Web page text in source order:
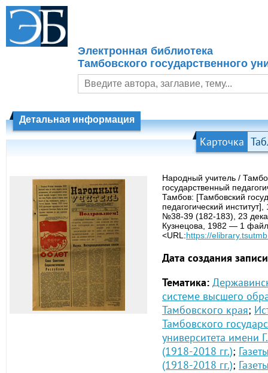
Электронная библиотека
Тамбовского государственного
Детальная информация
Карточка
Народный учитель /
государственный
Тамбов: [Тамбовский
педагогический
№38-39 (182-183), 23
Кузнецова, 1982 — 1
<URL:https://
Дата создания
Тематика:
системе высшего
Тамбовского края;
Тамбовского
университета имени
(1918-2018 гг.);
(1918-2018 гг.);